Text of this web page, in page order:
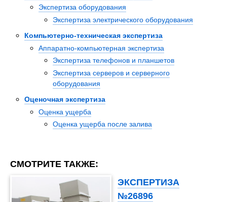
Экспертиза оборудования
Экспертиза электрического оборудования
Компьютерно-техническая экспертиза
Аппаратно-компьютерная экспертиза
Экспертиза телефонов и планшетов
Экспертиза серверов и серверного
оборудования
Оценочная экспертиза
Оценка ущерба
Оценка ущерба после залива
СМОТРИТЕ ТАКЖЕ:
ЭКСПЕРТИЗА
№26896